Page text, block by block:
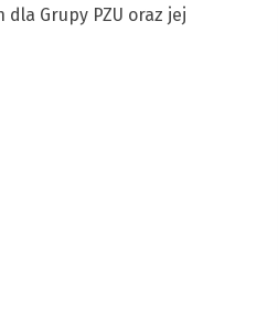
Grupy PZU oraz jej